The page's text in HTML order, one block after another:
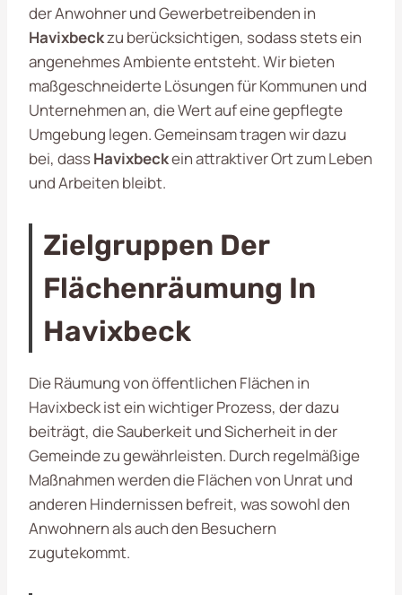
der Anwohner und Gewerbetreibenden in
Havixbeckzu berücksichtigen, sodass stets ein
angenehmes Ambiente entsteht. Wir bieten
maßgeschneiderte Lösungen für Kommunen und
Unternehmen an, die Wert auf eine gepflegte
Umgebung legen. Gemeinsam tragen wir dazu
bei, dassHavixbeckein attraktiver Ort zum Leben
und Arbeiten bleibt.
Zielgruppen Der
Flächenräumung In
Havixbeck
Die Räumung von öffentlichen Flächen in
Havixbeck ist ein wichtiger Prozess, der dazu
beiträgt, die Sauberkeit und Sicherheit in der
Gemeinde zu gewährleisten. Durch regelmäßige
Maßnahmen werden die Flächen von Unrat und
anderen Hindernissen befreit, was sowohl den
Anwohnern als auch den Besuchern
zugutekommt.